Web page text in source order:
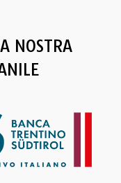
NOSTRA